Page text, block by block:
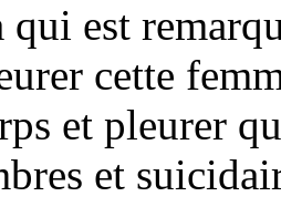
qui est
cette
et pleurer
et